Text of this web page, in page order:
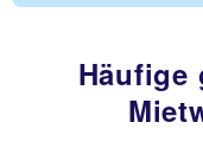
Häufige